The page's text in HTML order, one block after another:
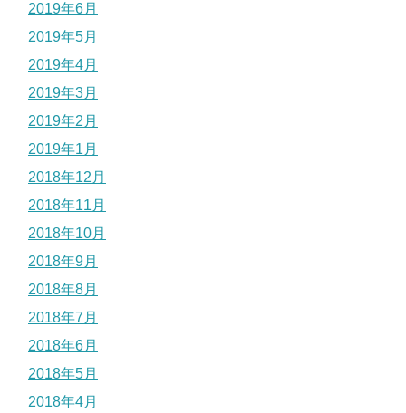
2019年6月
2019年5月
2019年4月
2019年3月
2019年2月
2019年1月
2018年12月
2018年11月
2018年10月
2018年9月
2018年8月
2018年7月
2018年6月
2018年5月
2018年4月